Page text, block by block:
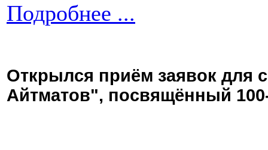
Подробнее ...
Открылся приём заявок для
Айтматов", посвящённый